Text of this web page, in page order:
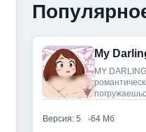
My
MY
Версия: 5
64 Мб